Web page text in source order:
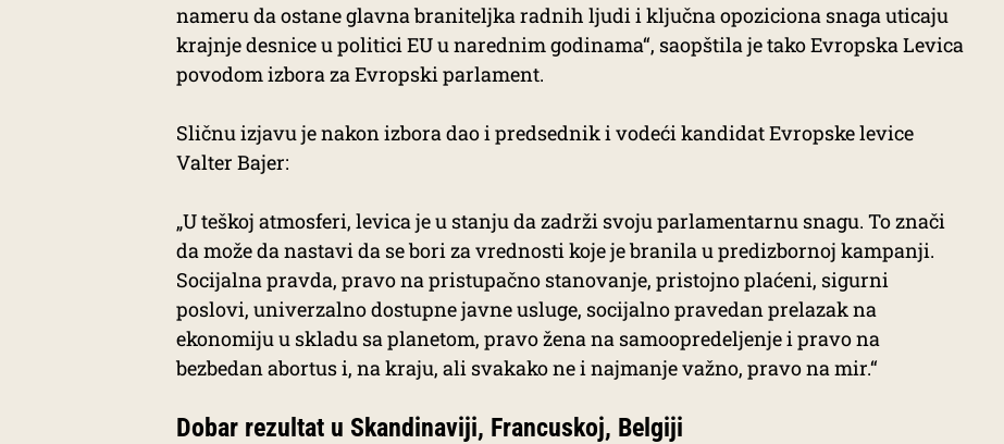
nameru da ostane glavna braniteljka radnih ljudi i ključna opoziciona snaga uticaju
krajnje desnice u politici EU u narednim godinama“, saopštila je tako Evropska Levica
povodom izbora za Evropski parlament.
Sličnu izjavu je nakon izbora dao i predsednik i vodeći kandidat Evropske levice
Valter Bajer:
„U teškoj atmosferi, levica je u stanju da zadrži svoju parlamentarnu snagu. To znači
da može da nastavi da se bori za vrednosti koje je branila u predizbornoj kampanji.
Socijalna pravda, pravo na pristupačno stanovanje, pristojno plaćeni, sigurni
poslovi, univerzalno dostupne javne usluge, socijalno pravedan prelazak na
ekonomiju u skladu sa planetom, pravo žena na samoopredeljenje i pravo na
bezbedan abortus i, na kraju, ali svakako ne i najmanje važno, pravo na mir.“
Dobar rezultat u Skandinaviji, Francuskoj, Belgiji